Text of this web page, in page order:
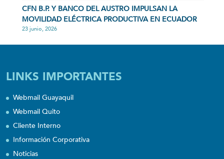
CFN B.P. Y BANCO DEL AUSTRO IMPULSAN LA
MOVILIDAD ELÉCTRICA PRODUCTIVA EN ECUADOR
23 junio, 2026
LINKS IMPORTANTES
Webmail Guayaquil
Webmail Quito
Cliente Interno
Información Corporativa
Noticias